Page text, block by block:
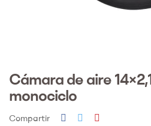
Cámara de aire
monociclo
Compartir